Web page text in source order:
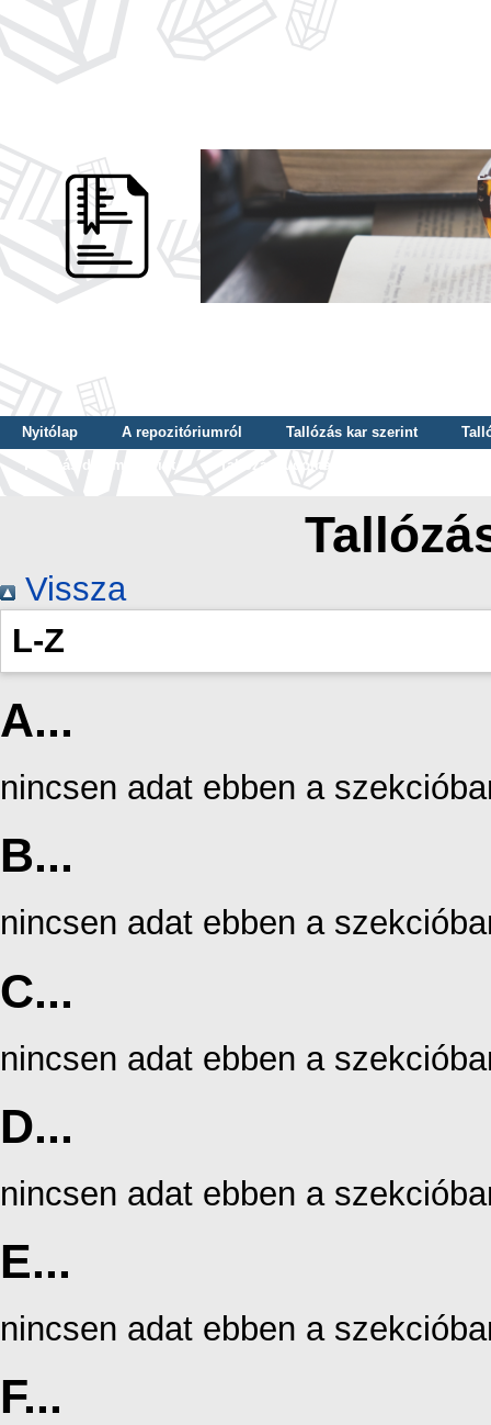
Nyitólap A repozitóriumról Tallózás kar szerint
Tallózás dátum szerint
Tallózás tudományterület szerint
Vissza
L-Z
A...
nincsen adat ebben a
B...
nincsen adat ebben a
C...
nincsen adat ebben a
D...
nincsen adat ebben a
E...
nincsen adat ebben a
F...